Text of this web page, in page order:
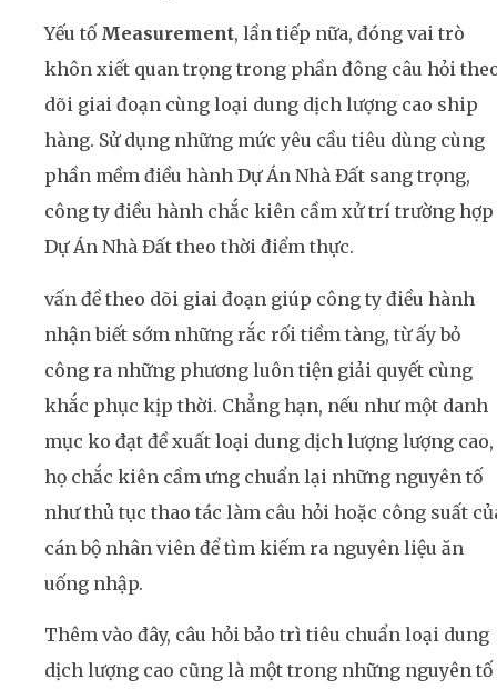
Yếu tố Measurement, lần tiếp nữa, đóng vai trò
khôn xiết quan trọng trong phần đông câu hỏi
dõi giai đoạn cùng loại dung dịch lượng cao ship
hàng. Sử dụng những mức yêu cầu tiêu dùng cùng
phần mềm điều hành Dự Án Nhà Đất sang trọng,
công ty điều hành chắc kiên cầm xử trí trường hợp
Dự Án Nhà Đất theo thời điểm thực.
vấn đề theo dõi giai đoạn giúp công ty điều hành
nhận biết sớm những rắc rối tiềm tàng, từ ấy bỏ
công ra những phương luôn tiện giải quyết cùng
khắc phục kịp thời. Chẳng hạn, nếu như một danh
mục ko đạt đề xuất loại dung dịch lượng lượng cao,
họ chắc kiên cầm ưng chuẩn lại những nguyên tố
như thủ tục thao tác làm câu hỏi hoặc công suất
cán bộ nhân viên để tìm kiếm ra nguyên liệu ăn
uống nhập.
Thêm vào đây, câu hỏi bảo trì tiêu chuẩn loại dung
dịch lượng cao cũng là một trong những nguyên tố